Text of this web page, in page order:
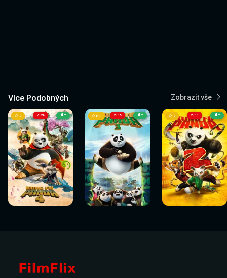
Více Podobných Zobrazit vše
2024
Sledovat
nyní
7 Film
Sledovat
nyní
2016
Sledovat
nyní
6.9 Film
Sledovat
nyní
2011
Sledovat
nyní
7 Film
Sledovat
nyní